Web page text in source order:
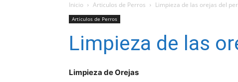
Inicio Articulos de Perros Limpieza de las orejas del
Articulos de Perros
Limpieza de las
Limpieza de Orejas